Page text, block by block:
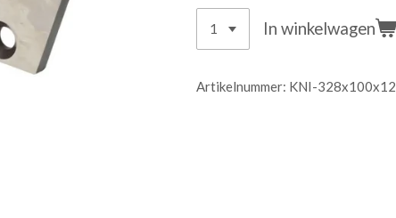
In winkelwagen
Artikelnummer: KNI-328x100x12